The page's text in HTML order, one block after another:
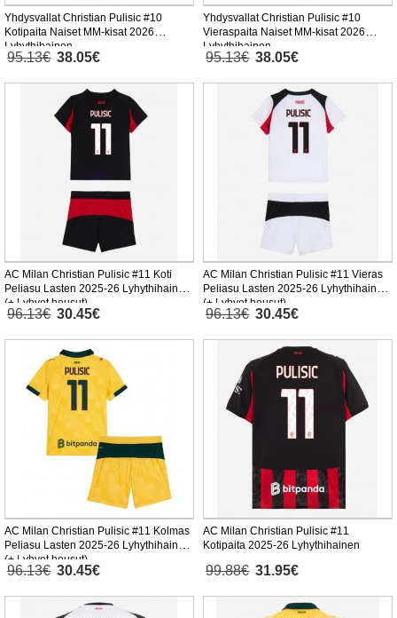
Yhdysvallat Christian Pulisic #10
Kotipaita Naiset MM-kisat 2026
Lyhythihainen
95.13€ 38.05€
Yhdysvallat Christian Pulisic #10
Vieraspaita Naiset MM-kisat 2026
Lyhythihainen
95.13€ 38.05€
AC Milan Christian Pulisic #11 Koti
Peliasu Lasten 2025-26 Lyhythihainen
(+ Lyhyet housut)
96.13€ 30.45€
AC Milan Christian Pulisic #11 Vieras
Peliasu Lasten 2025-26 Lyhythihainen
(+ Lyhyet housut)
96.13€ 30.45€
AC Milan Christian Pulisic #11 Kolmas
Peliasu Lasten 2025-26 Lyhythihainen
(+ Lyhyet housut)
96.13€ 30.45€
AC Milan Christian Pulisic #11
Kotipaita 2025-26 Lyhythihainen
99.88€ 31.95€